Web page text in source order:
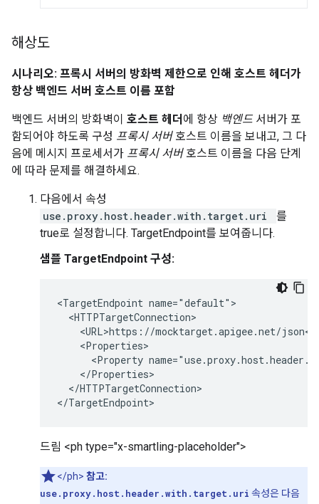
해상도
시나리오: 프록시 서버의 방화벽 제한으로 인해 호스트 헤더가
항상 백엔드 서버 호스트 이름 포함
백엔드 서버의 방화벽이 호스트 헤더 에 항상 백엔드 서버가 포
함되어야 하도록 구성 프록시 서버호스트 이름을 보내고, 그 다
음에 메시지 프로세서가 프록시 서버호스트 이름을 다음 단계
에 따라 문제를 해결하세요.
다음에서 속성
use.proxy.host.header.with.target.uri
를
true로 설정합니다. TargetEndpoint를 보여줍니다.
샘플 TargetEndpoint 구성:
<TargetEndpoint name="default">
  <HTTPTargetConnection>
<URL>https://mocktarget.apigee.net/
    <Properties>
<Property
    </Properties>
  </HTTPTargetConnection>
</TargetEndpoint>
드림 <ph type="x-smartling-placeholder">
</ph> 참고:
use.proxy.host.header.with.target.uri 속성은 다음